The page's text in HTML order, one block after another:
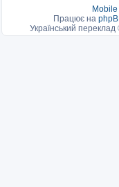
Працює на
Український